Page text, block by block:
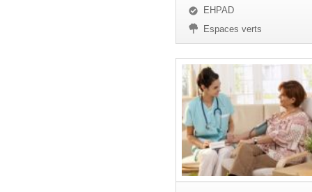
EHPAD
Espaces verts